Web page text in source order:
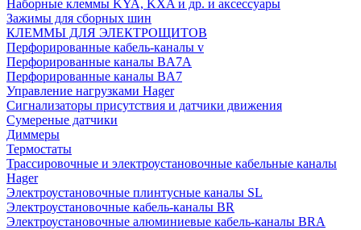
Наборные клеммы KYA, KXA и др. и аксессуары
Зажимы для сборных шин
КЛЕММЫ ДЛЯ ЭЛЕКТРОЩИТОВ
Перфорированные кабель-каналы v
Перфорированные каналы BA7A
Перфорированные каналы BA7
Управление нагрузками Hager
Сигнализаторы присутствия и датчики движения
Сумереные датчики
Диммеры
Термостаты
Трассировочные и электроустановочные кабельные каналы
Hager
Электроустановочные плинтусные каналы SL
Электроустановочные кабель-каналы BR
Электроустановочные алюминиевые кабель-каналы BRA